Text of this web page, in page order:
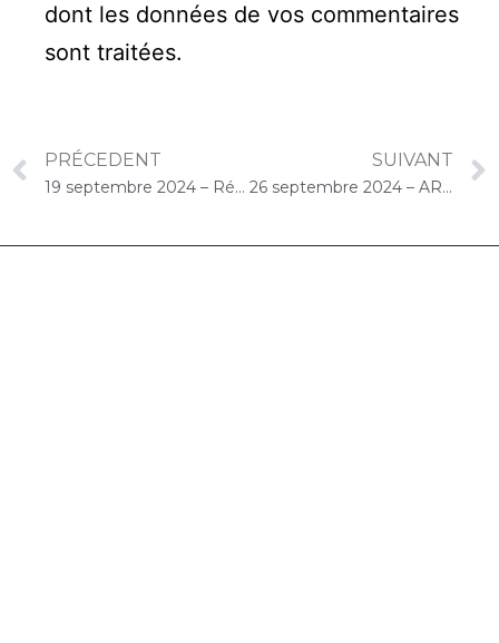
dont les données de vos commentaires
sont traitées.
PRÉCEDENT
19 septembre 2024 – Résidence Autonomie Méliès (Orly) : Concert « Gelato-Cello Solo »
SUIVANT
26 septembre 2024 – ARPAVIE Jean Rostand (Athis-Mons) : Concert « Choco-Cello Solo »